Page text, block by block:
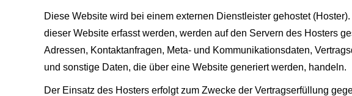
Diese Website wird bei einem externen Dienstleister gehostet
dieser Website erfasst werden, werden auf den Servern des Hosters
Adressen, Kontaktanfragen, Meta- und Kommunikationsdaten,
und sonstige Daten, die über eine Website generiert werden, handeln.
Der Einsatz des Hosters erfolgt zum Zwecke der Vertragserfüllung